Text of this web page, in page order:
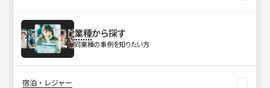
業種から探す
同業種の事例を知りたい方
宿泊・レジャー